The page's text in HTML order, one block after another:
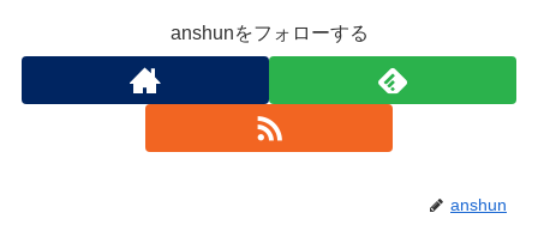
anshunをフォローする
anshun